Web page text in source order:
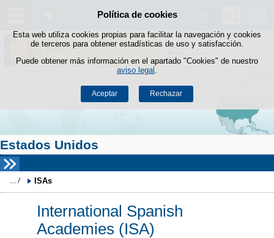
Política de cookies
Esta web utiliza cookies propias para facilitar la navegación y cookies
de terceros para obtener estadísticas de uso y satisfacción.
Puede obtener más información en el apartado "Cookies" de nuestro
aviso legal
Aceptar Rechazar
Saltar al contenido
Estados Unidos
ISAs
International Spanish
Academies (ISA)